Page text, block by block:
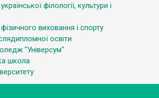
філології, культури і
виховання і спорту
освіти
"Універсум"
школа